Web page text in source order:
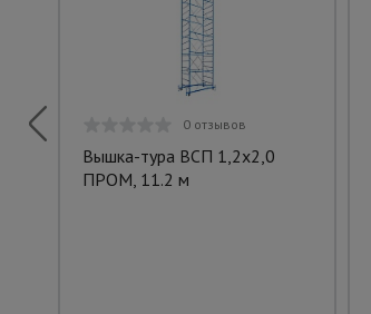
0 отзывов
Вышка-тура ВСП 1,2x2,0
ПРОМ, 11.2 м